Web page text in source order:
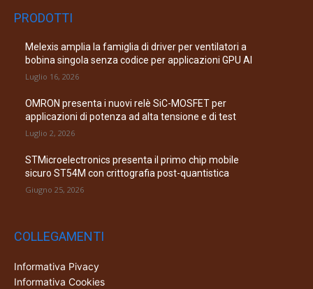
PRODOTTI
Melexis amplia la famiglia di driver per ventilatori a
bobina singola senza codice per applicazioni GPU AI
Luglio 16, 2026
OMRON presenta i nuovi relè SiC-MOSFET per
applicazioni di potenza ad alta tensione e di test
Luglio 2, 2026
STMicroelectronics presenta il primo chip mobile
sicuro ST54M con crittografia post-quantistica
Giugno 25, 2026
COLLEGAMENTI
Informativa Pivacy
Informativa Cookies